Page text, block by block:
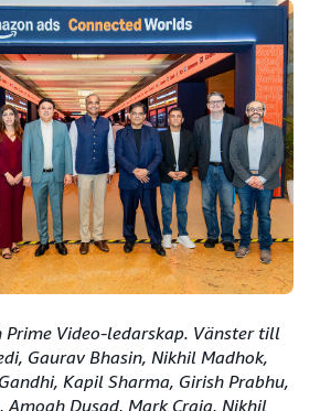
Prime Video-ledarskap. Vänster till
Gaurav Bhasin, Nikhil Madhok,
Kapil Sharma, Girish Prabhu,
Amogh Dusad, Mark Craig, Nikhil